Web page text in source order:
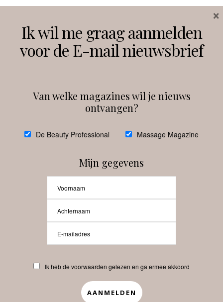
Instagram Facebook
debeautyprofessional
Beauty-Pro.nl
Abonneren Contact
APP
Ik wil me graag aanmelden
voor de E-mail nieuwsbrief
Van welke magazines wil je nieuws
ontvangen?
De Beauty Professional Massage Magazine
Mijn gegevens
Ik heb de voorwaarden gelezen en ga ermee akkoord
×